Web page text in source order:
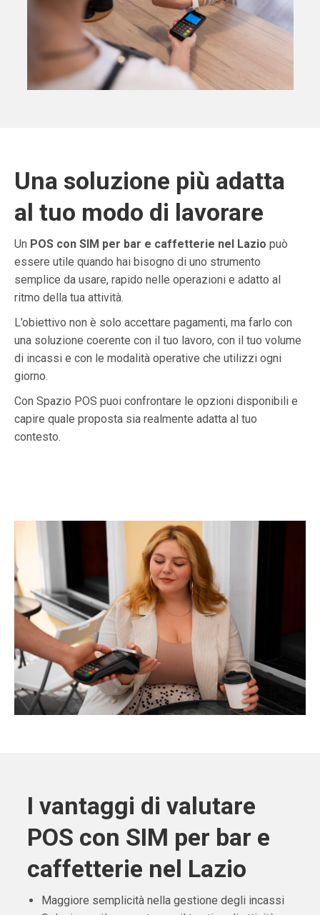
Una soluzione più adatta
al tuo modo di lavorare
Un POS con SIM per bar e caffetterie nel Lazio può
essere utile quando hai bisogno di uno strumento
semplice da usare, rapido nelle operazioni e adatto al
ritmo della tua attività.
L’obiettivo non è solo accettare pagamenti, ma farlo con
una soluzione coerente con il tuo lavoro, con il tuo volume
di incassi e con le modalità operative che utilizzi ogni
giorno.
Con Spazio POS puoi confrontare le opzioni disponibili e
capire quale proposta sia realmente adatta al tuo
contesto.
I vantaggi di valutare
POS con SIM per bar e
caffetterie nel Lazio
Maggiore semplicità nella gestione degli incassi